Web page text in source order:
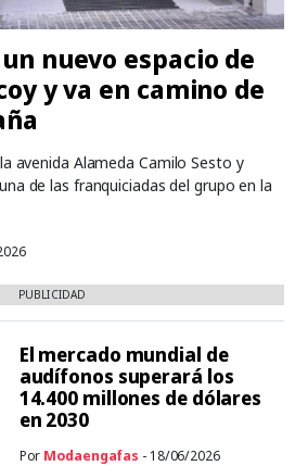
nuevo espacio de
y va en camino de
avenida Alameda Camilo Sesto y
de las franquiciadas del grupo en la
PUBLICIDAD
El mercado mundial de
audífonos superará los
14.400 millones de dólares
en 2030
Por Modaengafas - 18/06/2026